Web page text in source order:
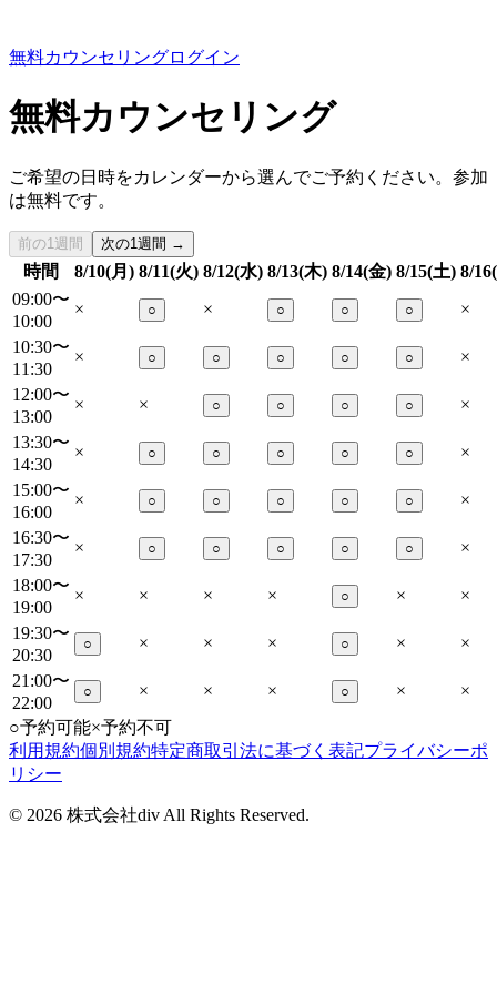
無料カウンセリングログイン
無料カウンセリング
ご希望の日時をカレンダーから選んでご予約ください。参加
は無料です。
前の1週間 次の1週間 →
時間 8/10(月) 8/11(火) 8/12(水) 8/13(木) 8/14(金) 8/15(土) 8/
09:00〜
10:00
× ○ × ○ ○ ○
×
10:30〜
11:30
× ○ ○ ○ ○ ○
×
12:00〜
13:00
× × ○ ○ ○ ○
×
13:30〜
14:30
× ○ ○ ○ ○ ○
×
15:00〜
16:00
× ○ ○ ○ ○ ○
×
16:30〜
17:30
× ○ ○ ○ ○ ○
×
18:00〜
19:00
× × × × ○ ×
×
19:30〜
20:30
○ × × × ○ ×
×
21:00〜
22:00
○ × × × ○ ×
×
○予約可能×予約不可
利用規約個別規約特定商取引法に基づく表記プライバシーポ
リシー
© 2026 株式会社div All Rights Reserved.